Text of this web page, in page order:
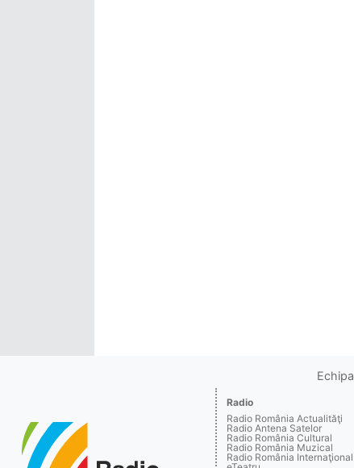
Echipa
Radio
Radio România Actualităţi
Radio Antena Satelor
Radio România Cultural
Radio România Muzical
Radio România Internaţional